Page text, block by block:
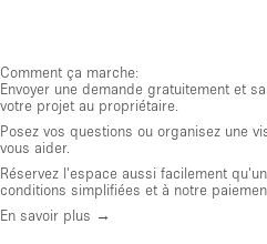
Comment ça marche:
Envoyer une demande gratuitement et
votre projet au propriétaire.
Posez vos questions ou organisez une
vous aider.
Réservez l'espace aussi facilement
conditions simplifiées et à notre
En savoir plus →